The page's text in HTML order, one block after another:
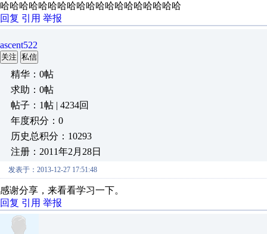
哈哈哈哈哈哈哈哈哈哈哈哈哈哈哈哈哈哈哈
回复 引用 举报
ascent522
关注 私信
精华：0帖
求助：0帖
帖子：1帖 | 4234回
年度积分：0
历史总积分：10293
注册：2011年2月28日
发表于：2013-12-27 17:51:48
感谢分享，来看看学习一下。
回复 引用 举报